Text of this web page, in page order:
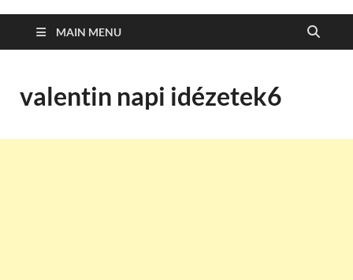
MAIN MENU
valentin napi idézetek6